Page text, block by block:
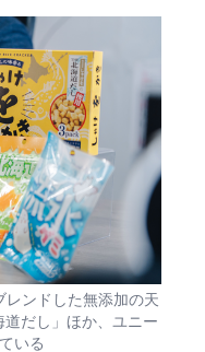
ンドした無添加の天
だし」ほか、ユニー
いる